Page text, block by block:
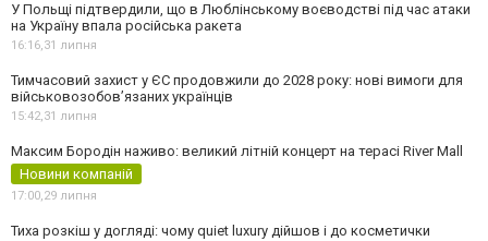
У Польщі підтвердили, що в Люблінському воєводстві під час атаки
на Україну впала російська ракета
16:16,31 липня
Тимчасовий захист у ЄС продовжили до 2028 року: нові вимоги для
військовозобов’язаних українців
15:42,31 липня
Максим Бородін наживо: великий літній концерт на терасі River Mall
Новини компаній
17:00,29 липня
Тиха розкіш у догляді: чому quiet luxury дійшов і до косметички